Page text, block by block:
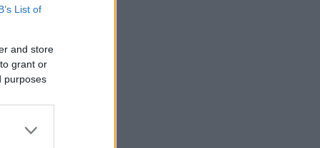
List of
and store
grant or
purposes